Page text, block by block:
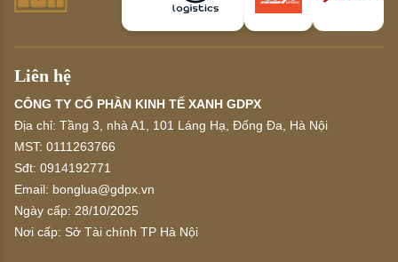
Liên hệ
CÔNG TY CỔ PHẦN KINH TẾ XANH GDPX
Địa chỉ: Tầng 3, nhà A1, 101 Láng Hạ, Đống Đa, Hà Nội
MST: 0111263766
Sđt: 0914192771
Email: bonglua@gdpx.vn
Ngày cấp: 28/10/2025
Nơi cấp: Sở Tài chính TP Hà Nội